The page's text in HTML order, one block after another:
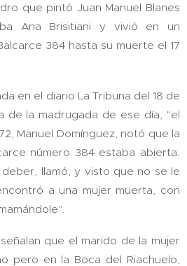
que pintó Juan Manuel Blanes
Ana Brisitiani y vivió en un
384 hasta su muerte el 17
en el diario La Tribuna del 18 de
de la madrugada de ese día, "el
Manuel Domínguez, notó que la
número 384 estaba abierta.
llamó, y visto que no se le
a una mujer muerta, con
que el marido de la mujer
pero en la Boca del Riachuelo,